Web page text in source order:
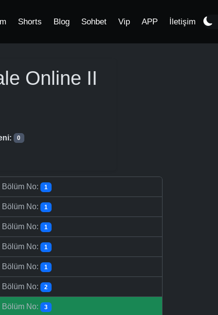
Shorts Blog Sohbet Vip APP İletişim
Online II
0
Bölüm No: 1
Bölüm No: 1
Bölüm No: 1
Bölüm No: 1
Bölüm No: 1
Bölüm No: 2
Bölüm No: 3